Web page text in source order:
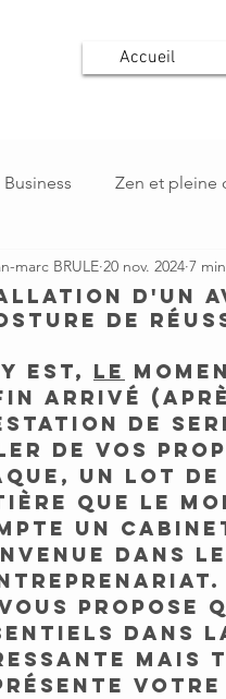
Accueil
Business Zen et pleine
d'un
de
marc BRULE 20 nov. 2024 7
est, LE
arrivé
de
de vos
un lot
que le
un
dans
propose
dans
mais
votre